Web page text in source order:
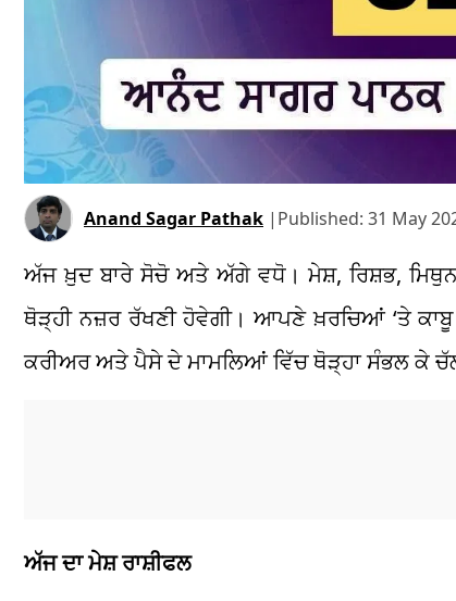
Anand Sagar Pathak | Published: 31 May
ਅੱਜ ਖ਼ੁਦ ਬਾਰੇ ਸੋਚੋ ਅਤੇ ਅੱਗੇ ਵਧੋ। ਮੇਸ਼, ਰਿਸ਼ਭ,
ਥੋੜ੍ਹੀ ਨਜ਼ਰ ਰੱਖਣੀ ਹੋਵੇਗੀ। ਆਪਣੇ ਖ਼ਰਚਿਆਂ ‘ਤੇ
ਕਰੀਅਰ ਅਤੇ ਪੈਸੇ ਦੇ ਮਾਮਲਿਆਂ ਵਿੱਚ ਥੋੜ੍ਹਾ ਸੰਭਲ ਕੇ
ਅੱਜ ਦਾ ਮੇਸ਼ ਰਾਸ਼ੀਫਲ